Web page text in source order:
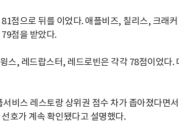
점으로 뒤를 이었다. 애플비즈, 칠리스, 크래
점을 받았다.
스, 레드랍스터, 레드로빈은 각각 78점이었다
서비스 레스토랑 상위권 점수 차가 좁아졌다면
호가 계속 확인됐다고 설명했다.